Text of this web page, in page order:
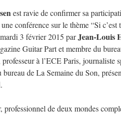
est ravie de confirmer sa
conférence sur le thème “Si
3 février 2015 parJean-Louis
Guitar Part et membre du
professeur à l’ECE Paris, journaliste
de La Semaine du Son,
de deux mondes